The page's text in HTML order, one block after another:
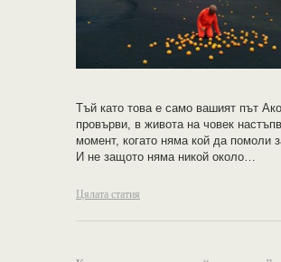
Тъй като това е само вашият път
провърви, в живота на човек
момент, когато няма кой да помоли
И не защото няма никой около…
Цялата статия